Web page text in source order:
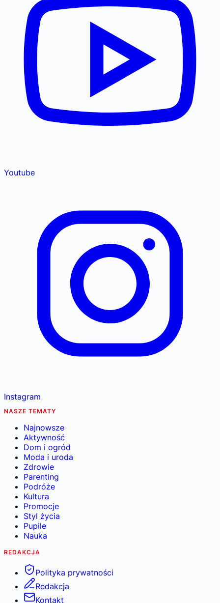
Youtube
Instagram
NASZE TEMATY
Najnowsze
Aktywność
Dom i ogród
Moda i uroda
Zdrowie
Parenting
Podróże
Kultura
Promocje
Styl życia
Pupile
Nauka
REDAKCJA
Polityka prywatności
Redakcja
Kontakt